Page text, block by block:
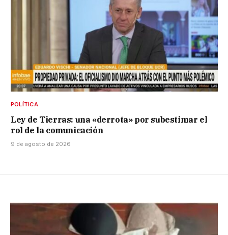
POLÍTICA
Ley de Tierras: una «derrota» por subestimar el
rol de la comunicación
9 de agosto de 2026